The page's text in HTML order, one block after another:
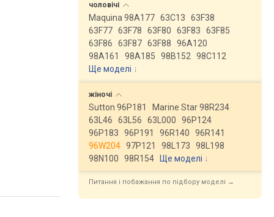
чоловічі
Maquina 98A177 63C13
63F38
63F77 63F78 63F80 63F83
63F85
63F86
63F87 63F88
96A120
98A161
98A185 98B152
98C112
Ще моделі ↓
жіночі
Sutton 96P181
Marine Star 98R234
63L46
63L56 63L000
96P124
96P183
96P191 96R140
96R141
96W204 97P121 98L173
98L198
98N100
98R154 Ще моделі ↓
Питання і побажання по підбору моделі →